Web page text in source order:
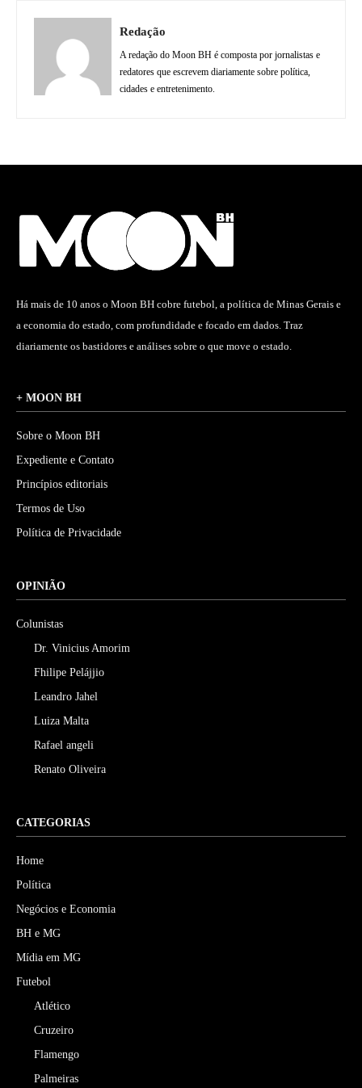
Redação
A redação do Moon BH é composta por jornalistas e
redatores que escrevem diariamente sobre política,
cidades e entretenimento.
Há mais de 10 anos o Moon BH cobre futebol, a política de Minas Gerais e
a economia do estado, com profundidade e focado em dados. Traz
diariamente os bastidores e análises sobre o que move o estado.
+ MOON BH
Sobre o Moon BH
Expediente e Contato
Princípios editoriais
Termos de Uso
Política de Privacidade
OPINIÃO
Colunistas
Dr. Vinicius Amorim
Fhilipe Pelájjio
Leandro Jahel
Luiza Malta
Rafael angeli
Renato Oliveira
CATEGORIAS
Home
Política
Negócios e Economia
BH e MG
Mídia em MG
Futebol
Atlético
Cruzeiro
Flamengo
Palmeiras